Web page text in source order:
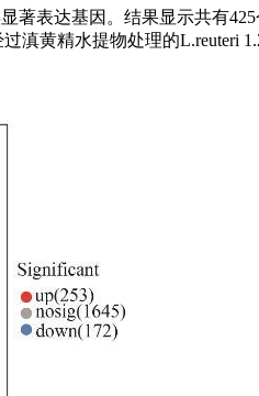
著表达基因。结果显示共有
滇黄精水提物处理的L.reuteri